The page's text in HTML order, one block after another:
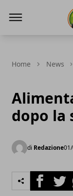
Home News
dopo la
di Redazione
Facebook